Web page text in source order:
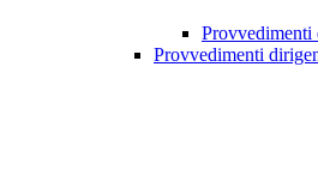
Provvedimenti